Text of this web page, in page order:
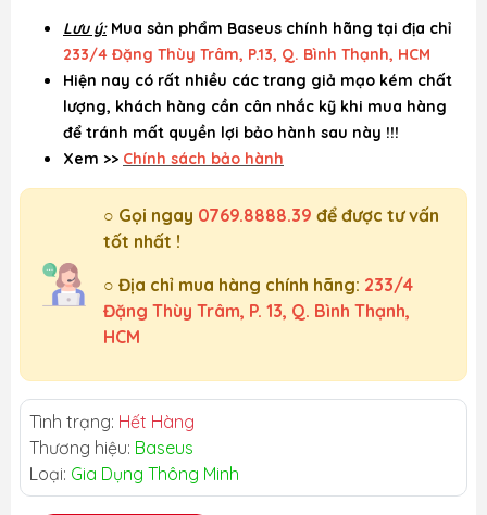
Lưu ý: Mua sản phẩm Baseus chính hãng tại địa chỉ
233/4 Đặng Thùy Trâm, P.13, Q. Bình Thạnh, HCM
Hiện nay có rất nhiều các trang giả mạo kém chất
lượng, khách hàng cần cân nhắc kỹ khi mua hàng
để tránh mất quyền lợi bảo hành sau này !!!
Xem >> Chính sách bảo hành
○ Gọi ngay 0769.8888.39 để được tư vấn
tốt nhất !
○ Địa chỉ mua hàng chính hãng: 233/4
Đặng Thùy Trâm, P. 13, Q. Bình Thạnh,
HCM
Tình trạng: Hết Hàng
Thương hiệu: Baseus
Loại: Gia Dụng Thông Minh